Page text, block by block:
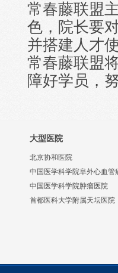
常春藤联盟
色，院长要
并搭建人才
常春藤联盟
障好学员，
大型医院
北京协和医院
中国医学科学院阜外心血管
中国医学科学院肿瘤医院
首都医科大学附属天坛医院